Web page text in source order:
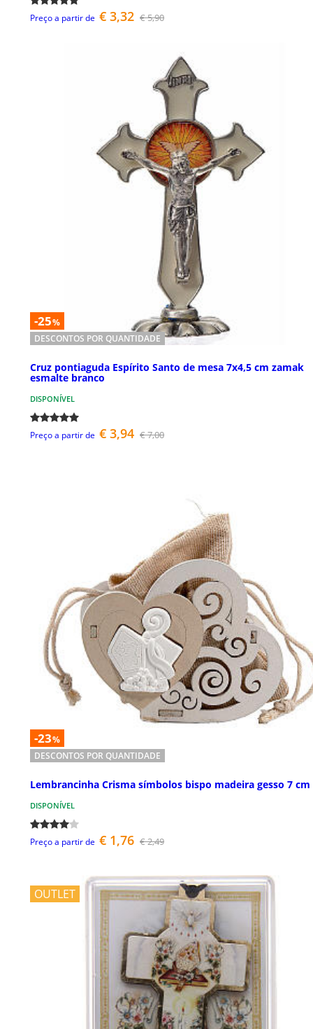
Preço a partir de € 3,32 € 5,90
-25%
DESCONTOS POR QUANTIDADE
Cruz pontiaguda Espírito Santo de mesa 7x4,5 cm zamak
esmalte branco
DISPONÍVEL
Preço a partir de € 3,94 € 7,00
-23%
DESCONTOS POR QUANTIDADE
Lembrancinha Crisma símbolos bispo madeira gesso 7 cm
DISPONÍVEL
Preço a partir de € 1,76 € 2,49
OUTLET